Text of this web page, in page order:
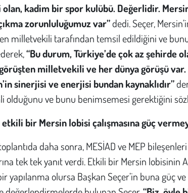
olan, kadim bir spor kulübü. Değerlidir.
zorunluluğumuz var”dedi. Seçer,
milletvekili tarafından temsil edildiğini ve
“Bu durum, Türkiye’de çok az şehirde
milletvekili ve her dünya görüşü var.
sinerjisi ve enerjisi bundan kaynaklıdır”
olduğunu ve bunu benimsemesi gerektiğini
bir Mersin lobisi çalışmasına güç
daha sonra, MESİAD ve MEP
tek tek yanıt verdi. Etkili bir Mersin lobisinin
yapılanma olursa Başkan Seçer’in buna güç